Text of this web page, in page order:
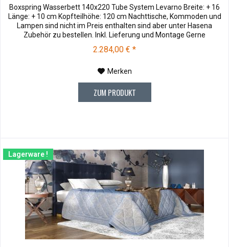
Boxspring Wasserbett 140x220 Tube System Levarno Breite: + 16
Länge: + 10 cm Kopfteilhöhe: 120 cm Nachttische, Kommoden und
Lampen sind nicht im Preis enthalten sind aber unter Hasena
Zubehör zu bestellen. Inkl. Lieferung und Montage Gerne
Selbstaufbau: Bei Abholung in unseren Filialen Bremen, Goslar,
2.284,00 € *
Merken
ZUM PRODUKT
Lagerware !